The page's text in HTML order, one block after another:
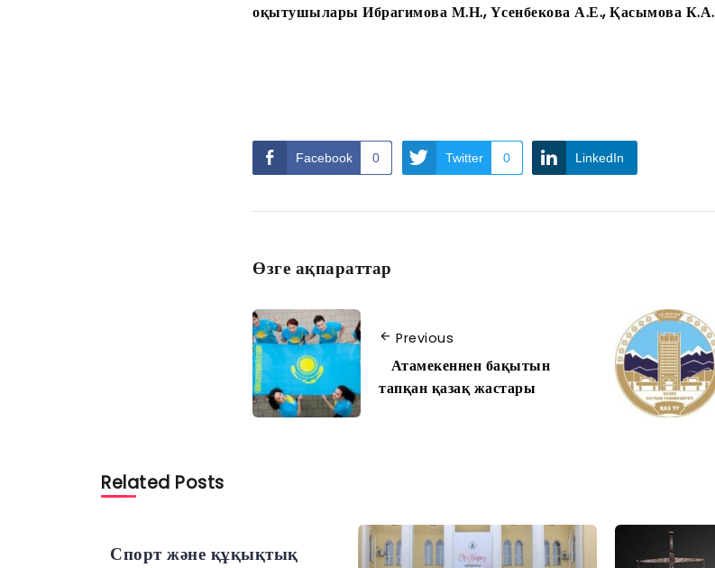
оқытушылары Ибрагимова М.Н., Үсенбекова А.Е., Қасымова К.А.
Facebook 0 Twitter 0 LinkedIn
Өзге ақпараттар
Previous
Атамекеннен бақытын
тапқан қазақ жастары
Related Posts
Спорт және құқықтық